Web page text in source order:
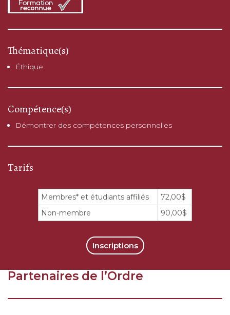
Thématique(s)
Éthique
Compétence(s)
Démontrer des compétences personnelles
Tarifs
Membres* et étudiants affiliés
72,00$
Non-membre
90,00$
Inscriptions
Partenaires de l’Ordre